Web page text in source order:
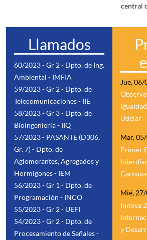
central
Llamados
60/2023 - Gr 2 - Dpto. de Ing.
Ambiental - IMFIA
59/2023 - Gr 2 - Dpto. de
Telecomunicaciones - IIE
58/2023 - Gr 3 - Dpto. de
Bioingeniería - IIQ
57/2023 - PASANTE (D306,
Gr. 7) - Dpto. de
Aglomerantes, Agregados y
Hormigones - IEM
56/2023 - Gr 1 - Dpto. de
Programación - INCO
55/2023 - Gr 2 - UEFI
54/2023 - Gr 2 - Dpto. de
Procesamiento de Señales -
Jue,
Udelar
Mar,
Primer
Mié,
Innova
y